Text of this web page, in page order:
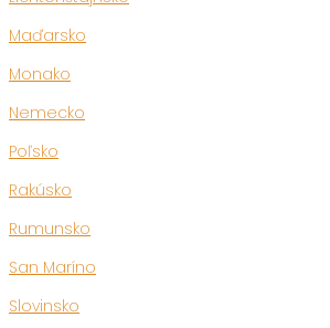
Maďarsko
Monako
Nemecko
Poľsko
Rakúsko
Rumunsko
San Maríno
Slovinsko